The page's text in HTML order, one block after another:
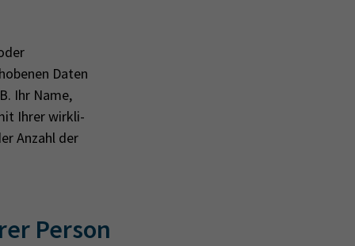
Daten
Ihr Name,
Ihrer wirk­li­
An­zahl der
Person